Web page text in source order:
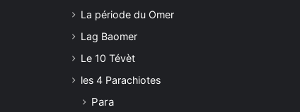
La période du Omer
Lag Baomer
Le 10 Tévèt
les 4 Parachiotes
Para